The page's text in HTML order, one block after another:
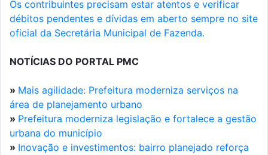
Os contribuintes precisam estar atentos e verificar
débitos pendentes e dívidas em aberto sempre no site
oficial da Secretária Municipal de Fazenda.
NOTÍCIAS DO PORTAL PMC
» Mais agilidade: Prefeitura moderniza serviços na
área de planejamento urbano
» Prefeitura moderniza legislação e fortalece a gestão
urbana do município
» Inovação e investimentos: bairro planejado reforça